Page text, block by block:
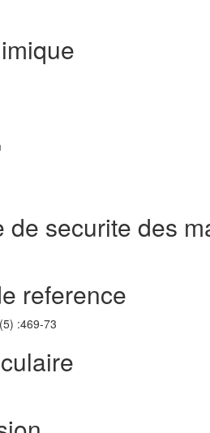
securite des
reference
:469-73